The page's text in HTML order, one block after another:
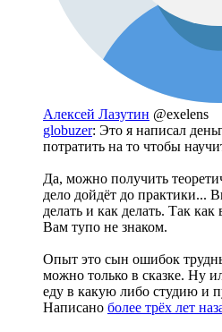
Алексей Лазутин @exelens
globuzer: Это я написал
потратить на то чтобы
Да, можно получить
дело дойдёт до практики...
делать и как делать. Так
Вам тупо не знаком.
Опыт это сын ошибок
можно только в сказке. Ну
еду в какую либо студию и
Написано более трёх лет